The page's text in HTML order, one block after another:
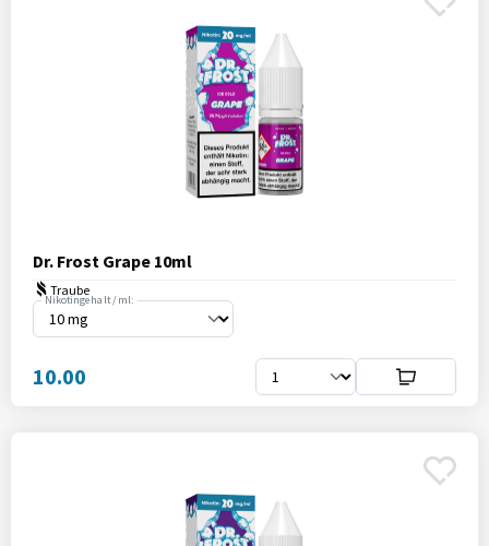
Dr. Frost Grape 10ml
Traube
Nikotingehalt / ml:
10.00